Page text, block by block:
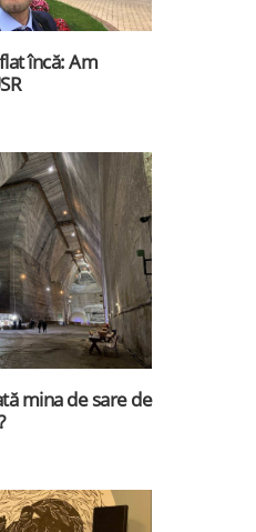
încă: Am
mina de sare de